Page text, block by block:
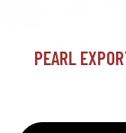
PEARL